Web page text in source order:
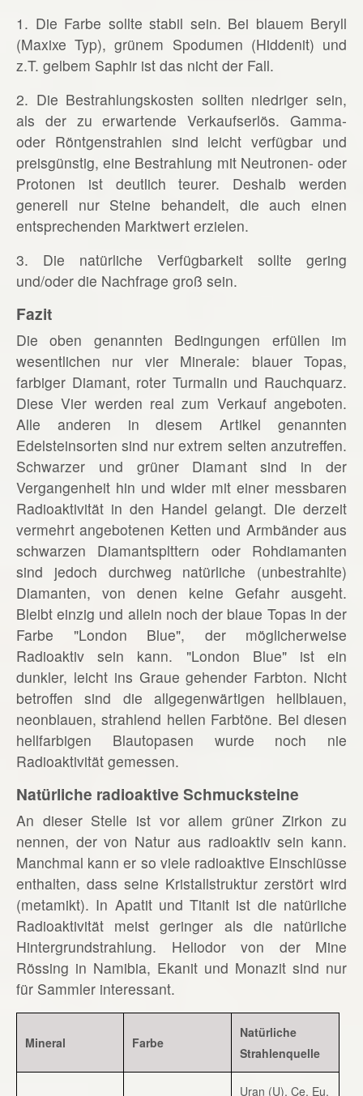
1. Die Farbe sollte stabil sein. Bei blauem Beryll
(Maxixe Typ), grünem Spodumen (Hiddenit) und
z.T. gelbem Saphir ist das nicht der Fall.
2. Die Bestrahlungskosten sollten niedriger sein,
als der zu erwartende Verkaufserlös. Gamma-
oder Röntgenstrahlen sind leicht verfügbar und
preisgünstig, eine Bestrahlung mit Neutronen- oder
Protonen ist deutlich teurer. Deshalb werden
generell nur Steine behandelt, die auch einen
entsprechenden Marktwert erzielen.
3. Die natürliche Verfügbarkeit sollte gering
und/oder die Nachfrage groß sein.
Fazit
Die oben genannten Bedingungen erfüllen im
wesentlichen nur vier Minerale: blauer Topas,
farbiger Diamant, roter Turmalin und Rauchquarz.
Diese Vier werden real zum Verkauf angeboten.
Alle anderen in diesem Artikel genannten
Edelsteinsorten sind nur extrem selten anzutreffen.
Schwarzer und grüner Diamant sind in der
Vergangenheit hin und wider mit einer messbaren
Radioaktivität in den Handel gelangt. Die derzeit
vermehrt angebotenen Ketten und Armbänder aus
schwarzen Diamantsplttern oder Rohdiamanten
sind jedoch durchweg natürliche (unbestrahlte)
Diamanten, von denen keine Gefahr ausgeht.
Bleibt einzig und allein noch der blaue Topas in der
Farbe "London Blue", der möglicherweise
Radioaktiv sein kann. "London Blue" ist ein
dunkler, leicht ins Graue gehender Farbton. Nicht
betroffen sind die allgegenwärtigen hellblauen,
neonblauen, strahlend hellen Farbtöne. Bei diesen
hellfarbigen Blautopasen wurde noch nie
Radioaktivität gemessen.
Natürliche radioaktive Schmucksteine
An dieser Stelle ist vor allem grüner Zirkon zu
nennen, der von Natur aus radioaktiv sein kann.
Manchmal kann er so viele radioaktive Einschlüsse
enthalten, dass seine Kristallstruktur zerstört wird
(metamikt). In Apatit und Titanit ist die natürliche
Radioaktivität meist geringer als die natürliche
Hintergrundstrahlung. Heliodor von der Mine
Rössing in Namibia, Ekanit und Monazit sind nur
für Sammler interessant.
Mineral Farbe
Natürliche
Strahlenquelle
Uran (U), Ce, Eu,